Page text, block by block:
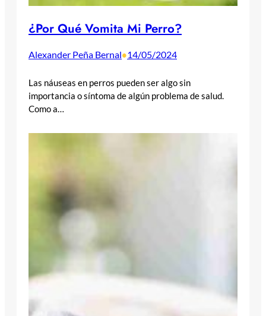
¿Por Qué Vomita Mi Perro?
Alexander Peña Bernal•14/05/2024
Las náuseas en perros pueden ser algo sin
importancia o síntoma de algún problema de salud.
Como a…